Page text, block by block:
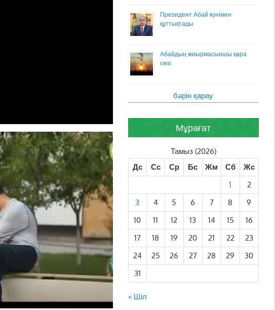
Президент Абай күнімен
құттықтады
Абайдың жиырмасыншы қара
сөзі
бәрін қарау
Мұрағат
Тамыз (2026)
Дс
Сс Ср Бс Жм Сб
Жс
1
2
3
4 5 6 7 8
9
10
11 12 13 14 15
16
17
18 19 20 21 22
23
24
25 26 27 28 29
30
31
« Шіл